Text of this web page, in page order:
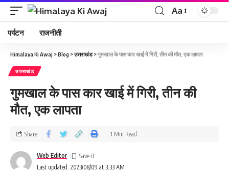
Aa
पर्यटन राजनीती
Himalaya Ki Awaj >Blog >उत्तराखंड>गुमखाल के पास कार खाई में गिरी, तीन की मौत, एक लापता
उत्तराखंड
गुमखाल के पास कार खाई में गिरी, तीन की
मौत, एक लापता
Last updated: 2023/08/09 at 3:33 AM
Web Editor
Share 1 Min Read